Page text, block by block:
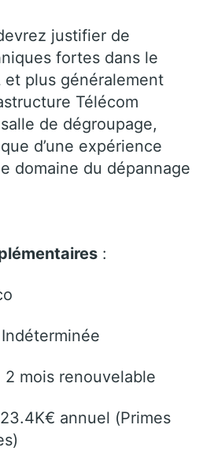
justifier de
fortes dans le
et plus généralement
Télécom
de dégroupage,
d’une expérience
domaine du dépannage
:
2 mois renouvelable
annuel (Primes